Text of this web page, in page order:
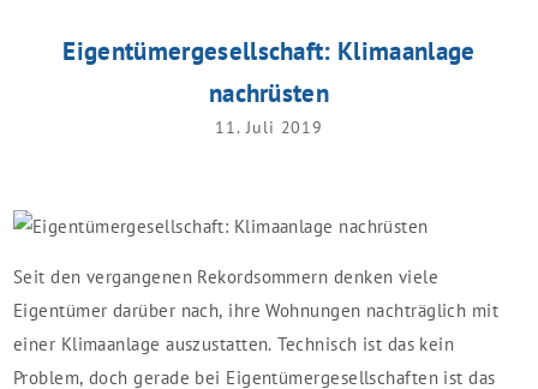
Eigentümergesellschaft: Klimaanlage
nachrüsten
11. Juli 2019
Seit den vergangenen Rekordsommern denken viele
Eigentümer darüber nach, ihre Wohnungen nachträglich mit
einer Klimaanlage auszustatten. Technisch ist das kein
Problem, doch gerade bei Eigentümergesellschaften ist das